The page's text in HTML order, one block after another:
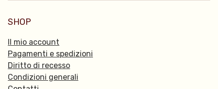
SHOP
Il mio account
Pagamenti e spedizioni
Diritto di recesso
Condizioni generali